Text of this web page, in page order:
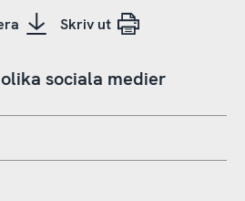
Skriv ut
sociala medier